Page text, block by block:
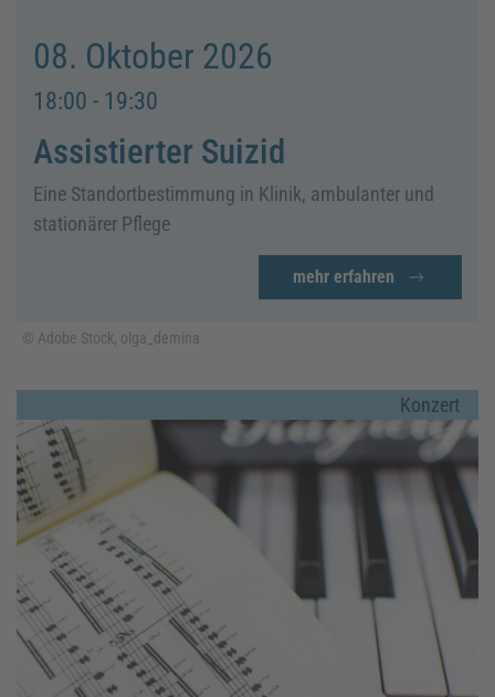
08. Oktober 2026
18:00 - 19:30
Assistierter Suizid
Eine Standortbestimmung in Klinik, ambulanter und
stationärer Pflege
mehr erfahren
© Adobe Stock, olga_demina
Konzert